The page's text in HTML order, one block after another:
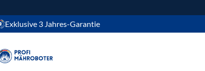
Exklusive 3 Jahres-Garantie